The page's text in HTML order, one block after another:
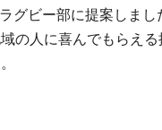
グビー部に提案しまし
の人に喜んでもらえ